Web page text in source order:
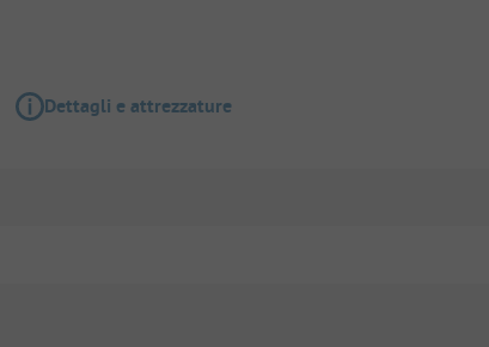
Dettagli e attrezzature